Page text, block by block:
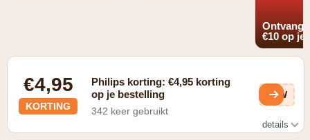
Ontvang
€10 op je
€4,95
KORTING
Philips korting: €4,95 korting
op je bestelling
342 keer gebruikt
0nW
details